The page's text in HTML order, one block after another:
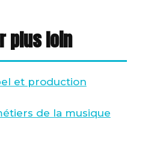
plus loin
et production
de la musique